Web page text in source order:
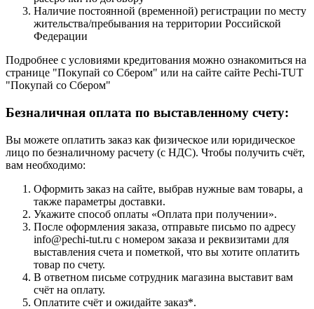
Наличие постоянной (временной) регистрации по месту
жительства/пребывания на территории Российской
Федерации
Подробнее с условиями кредитования можно ознакомиться на
странице "Покупай со Сбером" или на сайте сайте Pechi-TUT
"Покупай со Сбером"
Безналичная оплата по выставленному счету:
Вы можете оплатить заказ как физическое или юридическое
лицо по безналичному расчету (с НДС). Чтобы получить счёт,
вам необходимо:
Оформить заказ на сайте, выбрав нужные вам товары, а
также параметры доставки.
Укажите способ оплаты «Оплата при получении».
После оформления заказа, отправьте письмо по адресу
info@pechi-tut.ru с номером заказа и реквизитами для
выставления счета и пометкой, что вы хотите оплатить
товар по счету.
В ответном письме сотрудник магазина выставит вам
счёт на оплату.
Оплатите счёт и ожидайте заказ*.